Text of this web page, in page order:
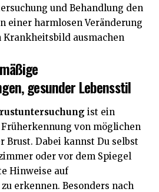
und Behandlung den
einer harmlosen Veränderung
ausmachen
gesunder Lebensstil
ist ein
von möglichen
Brust. Dabei kannst Du selbst
oder vor dem Spiegel
Hinweise auf
erkennen. Besonders nach